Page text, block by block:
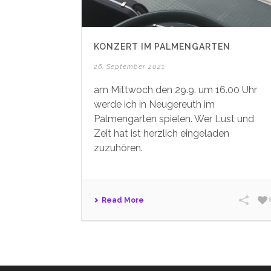
KONZERT IM PALMENGARTEN
26. September 2021
am Mittwoch den 29.9. um 16.00 Uhr
werde ich in Neugereuth im
Palmengarten spielen. Wer Lust und
Zeit hat ist herzlich eingeladen
zuzuhören.
Read More